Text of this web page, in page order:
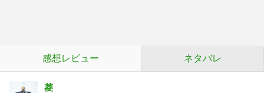
感想レビュー ネタバレ
菱